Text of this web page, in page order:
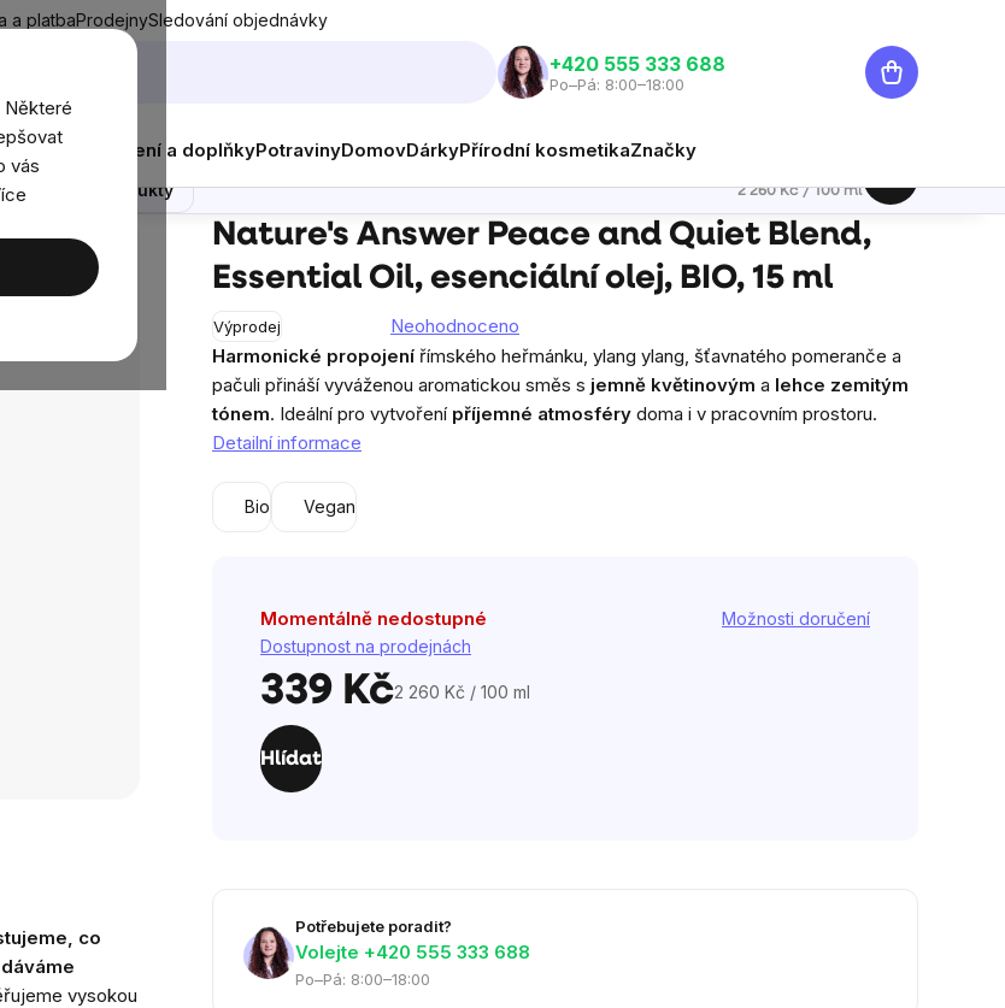
Některé
vás
a platbaProdejnySledování objednávky
‭+420 555 333 688
Po–Pá: 8:00–18:00
Nákupní
košík
ŽenyDěti Oblečení a doplňkyPotravinyDomovDárkyPřírodní kosmetikaZnačky
Nature's Answer Peace and Quiet Blend, Essential Oil, esenciální olej, BIO, 15 ml
Nature's Answer Peace and Quiet Blend,
Essential Oil, esenciální olej, BIO, 15 ml
Výprodej
hodnocení
produktu
je
0,0
Neohodnoceno
co
vysokou
Harmonické propojení římského heřmánku, ylang ylang, šťavnatého pomeranče a
pačuli přináší vyváženou aromatickou směs s jemně květinovým a lehce zemitým
tónem. Ideální pro vytvoření příjemné atmosféry doma i v pracovním prostoru.
Detailní informace
Bio Vegan
Momentálně nedostupné
Dostupnost na prodejnách
Možnosti doručení
339 KčMěrná
2 260 Kč / 100 ml
Hlídat
Potřebujete poradit?
Volejte ‭+420 555 333 688
Po–Pá: 8:00–18:00
olej, BIO, 15 ml
Podobné produkty Měrná cena:
2 260 Kč / 100 ml